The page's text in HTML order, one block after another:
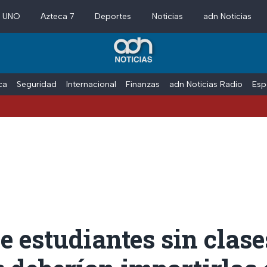
Azteca 7 Deportes Noticias adn Noticias
Seguridad Internacional Finanzas adn Noticias Radio
estudiantes sin